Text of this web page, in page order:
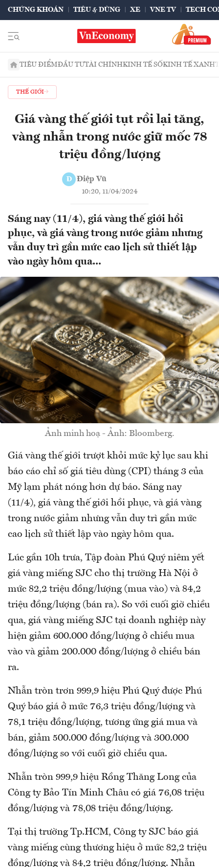
CHỨNG KHOÁN TIÊU & DÙNG XE VNE TV TECH
TIÊU ĐIỂMĐẦU TƯTÀI CHÍNHKINH TẾ SỐKINH TẾ XANH
THẾ GIỚI
Giá vàng thế giới tụt rồi lại tăng,
vàng nhẫn trong nước giữ mốc 78
triệu đồng/lượng
Đ Điệp Vũ
10:20, 11/04/2024
Sáng nay (11/4), giá vàng thế giới hồi
phục, và giá vàng trong nước giảm nhưng
vẫn duy trì gần mức cao lịch sử thiết lập
vào ngày hôm qua...
Ảnh minh hoạ - Ảnh: Bloomberg.
Giá vàng thế giới trượt khỏi mức kỷ lục sau khi
báo cáo chỉ số giá tiêu dùng (CPI) tháng 3 của
Mỹ lạm phát nóng hơn dự báo. Sáng nay
(11/4), giá vàng thế giới hồi phục, và giá vàng
trong nước giảm nhưng vẫn duy trì gần mức
cao lịch sử thiết lập vào ngày hôm qua.
Lúc gần 10h trưa, Tập đoàn Phú Quý niêm yết
giá vàng miếng SJC cho thị trường Hà Nội ở
mức 82,2 triệu đồng/lượng (mua vào) và 84,2
triệu đồng/lượng (bán ra). So với cuối giờ chiều
qua, giá vàng miếng SJC tại doanh nghiệp này
hiện giảm 600.000 đồng/lượng ở chiều mua
vào và giảm 200.000 đồng/lượng ở chiều bán
ra.
Nhẫn tròn trơn 999,9 hiệu Phú Quý được Phú
Quý báo giá ở mức 76,3 triệu đồng/lượng và
78,1 triệu đồng/lượng, tương ứng giá mua và
bán, giảm 500.000 đồng/lượng và 300.000
đồng/lượng so với cuối giờ chiều qua.
Nhẫn tròn 999,9 hiệu Rồng Thăng Long của
Công ty Bảo Tín Minh Châu có giá 76,08 triệu
đồng/lượng và 78,08 triệu đồng/lượng.
Tại thị trường Tp.HCM, Công ty SJC báo giá
vàng miếng cùng thương hiệu ở mức 82,2 triệu
đồng/lượng và 84,2 triệu đồng/lượng. Nhẫn